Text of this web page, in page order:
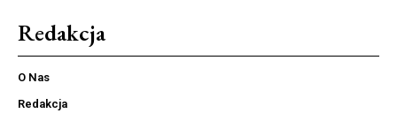
Redakcja
O Nas
Redakcja